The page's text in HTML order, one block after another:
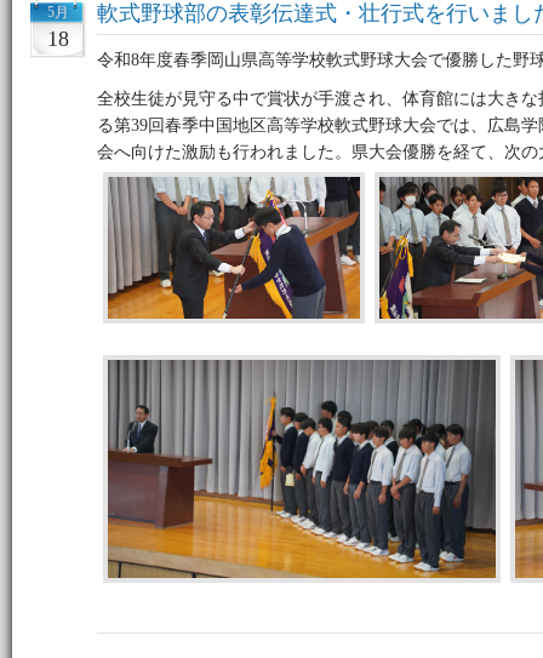
5月
18
軟式野球部の表彰伝達式・壮行式を行いまし
令和8年度春季岡山県高等学校軟式野球大会で優勝した野
全校生徒が見守る中で賞状が手渡され、体育館には大き
る第39回春季中国地区高等学校軟式野球大会では、広島
会へ向けた激励も行われました。県大会優勝を経て、次